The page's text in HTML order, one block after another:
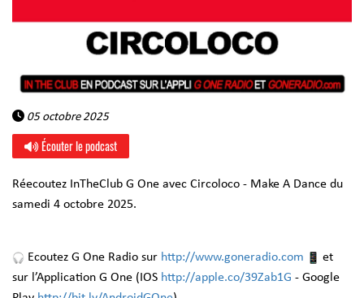
05 octobre 2025
Écouter le podcast
Réecoutez InTheClub G One avec Circoloco - Make A Dance du
samedi 4 octobre 2025.
Ecoutez G One Radio sur http://www.goneradio.com
et
sur l’Application G One (IOS http://apple.co/39Zab1G - Google